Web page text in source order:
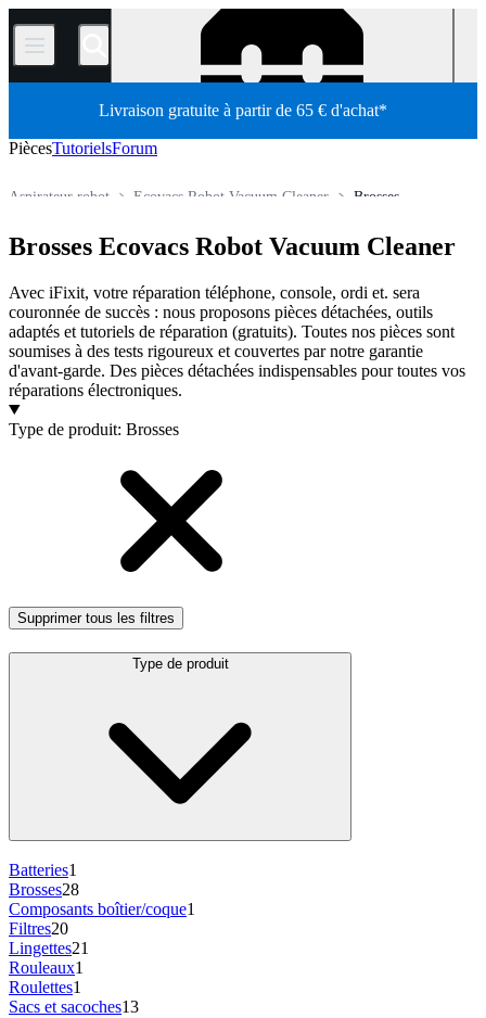
/
Livraison gratuite à partir de 65 € d'achat*
PiècesTutorielsForum
Brosses
Ecovacs Robot Vacuum Cleaner
Aspirateur robot
Brosses Ecovacs Robot Vacuum Cleaner
Avec iFixit, votre réparation téléphone, console, ordi et. sera
couronnée de succès : nous proposons pièces détachées, outils
adaptés et tutoriels de réparation (gratuits). Toutes nos pièces sont
soumises à des tests rigoureux et couvertes par notre garantie
d'avant-garde. Des pièces détachées indispensables pour toutes vos
réparations électroniques.
Produits
Type de produit: Brosses
Supprimer tous les filtres
Type de produit
Batteries1
Brosses28
Composants boîtier/coque1
Filtres20
Lingettes21
Rouleaux1
Roulettes1
Sacs et sacoches13